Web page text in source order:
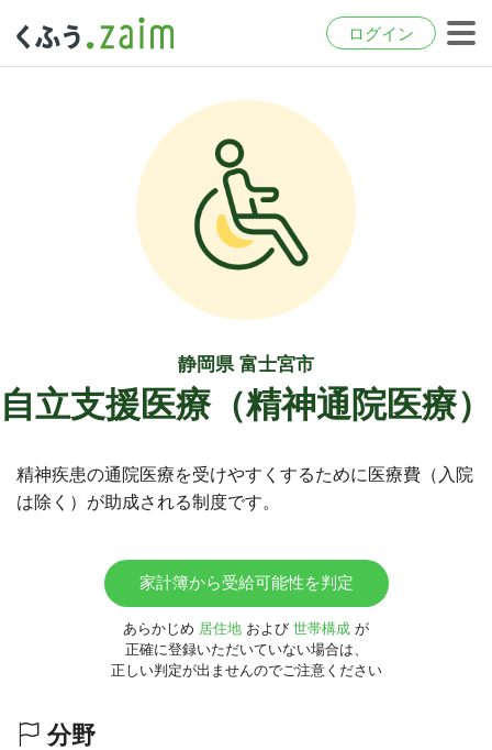
ログイン
静岡県 富士宮市
自立支援医療（精神通院医療）
精神疾患の通院医療を受けやすくするために医療費（入院
は除く）が助成される制度です。
家計簿から受給可能性を判定
あらかじめ 居住地 および 世帯構成 が
正確に登録いただいていない場合は、
正しい判定が出ませんのでご注意ください
分野